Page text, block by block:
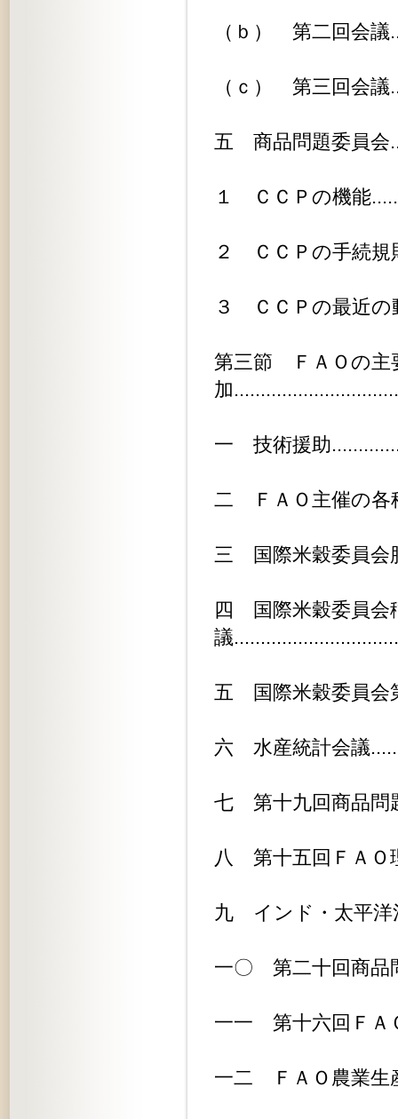
（ｂ） 第二回会議
（ｃ） 第三回会議
五 商品問題委員会
１ ＣＣＰの機能
２ ＣＣＰの手続規
３ ＣＣＰの最近の
第三節 ＦＡＯの主
加
一 技術援助
二 ＦＡＯ主催の各
三 国際米穀委員会
四 国際米穀委員会
議
五 国際米穀委員会
六 水産統計会議
七 第十九回商品問
八 第十五回ＦＡＯ
九 インド・太平洋
一〇 第二十回商品
一一 第十六回ＦＡ
一二 ＦＡＯ農業生